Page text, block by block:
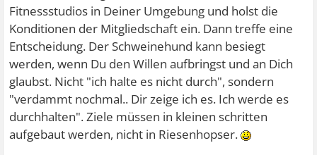
Fitnessstudios in Deiner Umgebung und holst die
Konditionen der Mitgliedschaft ein. Dann treffe eine
Entscheidung. Der Schweinehund kann besiegt
werden, wenn Du den Willen aufbringst und an Dich
glaubst. Nicht "ich halte es nicht durch", sondern
"verdammt nochmal.. Dir zeige ich es. Ich werde es
durchhalten". Ziele müssen in kleinen schritten
aufgebaut werden, nicht in Riesenhopser.